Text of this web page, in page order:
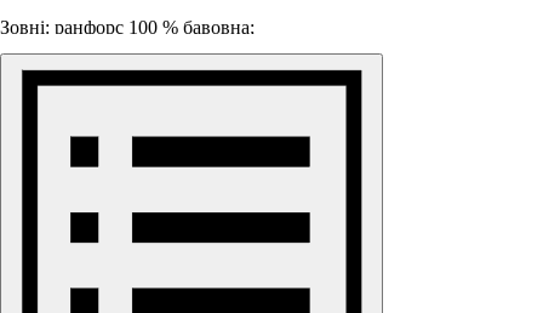
Зовні: ранфорс 100 % бавовна;
Підклад: плюш Мінкі
Розмір: 56 - 62 см,
Клапани на рукавах
Зовнішня температура: від + 5 до - 10 градусів Цельсія.
Оптимальні місяці для використання: грудень, січень, лютий та